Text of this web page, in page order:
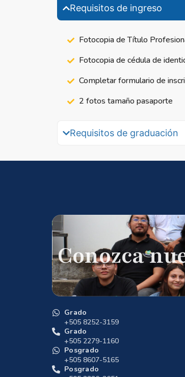
Requisitos de ingreso
Fotocopia de Título
Fotocopia de cédula de
Completar formulario de
2 fotos tamaño pasaporte
Requisitos de graduación
Conozca
Grado
+505 8252-3159
Grado
+505 2279-1160
Posgrado
+505 8607-5165
Posgrado